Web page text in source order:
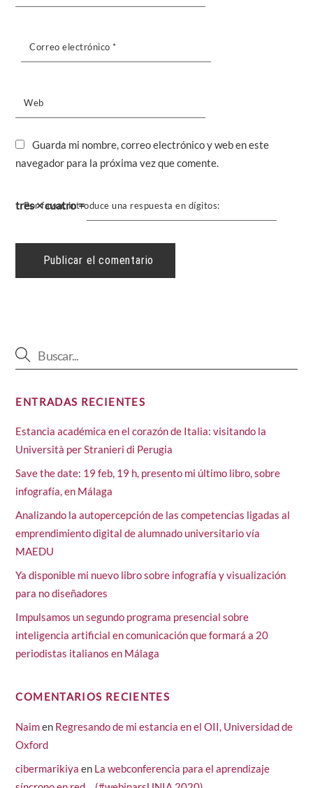
Correo electrónico *
Web
Guarda mi nombre, correo electrónico y web en este
navegador para la próxima vez que comente.
Por favor, introduce una respuesta en dígitos:
tres × cuatro =
ENTRADAS RECIENTES
Estancia académica en el corazón de Italia: visitando la
Università per Stranieri di Perugia
Save the date: 19 feb, 19 h, presento mi último libro, sobre
infografía, en Málaga
Analizando la autopercepción de las competencias ligadas al
emprendimiento digital de alumnado universitario vía
MAEDU
Ya disponible mi nuevo libro sobre infografía y visualización
para no diseñadores
Impulsamos un segundo programa presencial sobre
inteligencia artificial en comunicación que formará a 20
periodistas italianos en Málaga
COMENTARIOS RECIENTES
Naimen Regresando de mi estancia en el OII, Universidad de
Oxford
cibermarikiya en La webconferencia para el aprendizaje